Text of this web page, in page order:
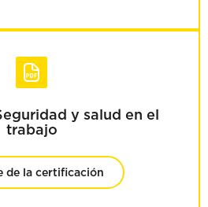
y salud en el
trabajo
de la certificación